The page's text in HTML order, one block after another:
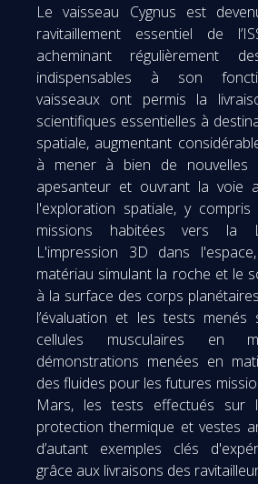
Le vaisseau Cygnus est
ravitaillement essentiel de
acheminant régulièrement
indispensables à son
vaisseaux ont permis la
scientifiques essentielles à
spatiale, augmentant
à mener à bien de nouvelles
apesanteur et ouvrant la voie
l'exploration spatiale, y
missions habitées vers la
L'impression 3D dans
matériau simulant la roche et le
à la surface des corps
l’évaluation et les tests
cellules musculaires en
démonstrations menées en
des fluides pour les futures
Mars, les tests effectués sur
protection thermique et vestes
d’autant exemples clés
grâce aux livraisons des